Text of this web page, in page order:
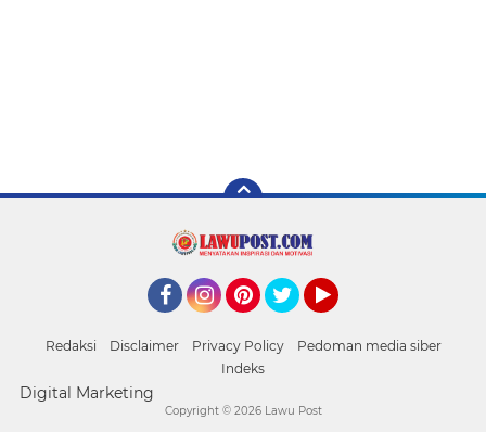
Redaksi Disclaimer Privacy Policy
Pedoman media siber
Indeks
Digital Marketing
Copyright © 2026 Lawu Post